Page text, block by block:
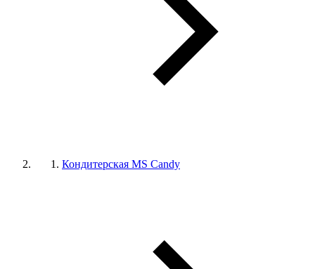
Кондитерская MS Candy